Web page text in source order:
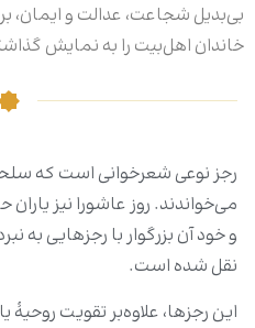
بی‌بدیل شجاعت، عدالت و ایمان،
خاندان اهل‌بیت را به نمایش
رجز نوعی شعرخوانی است که
می‌خواندند. روز عاشورا نیز
و خود آن بزرگوار با رجزهایی به
نقل شده است.
این رجزها، علاوه‌بر تقویت